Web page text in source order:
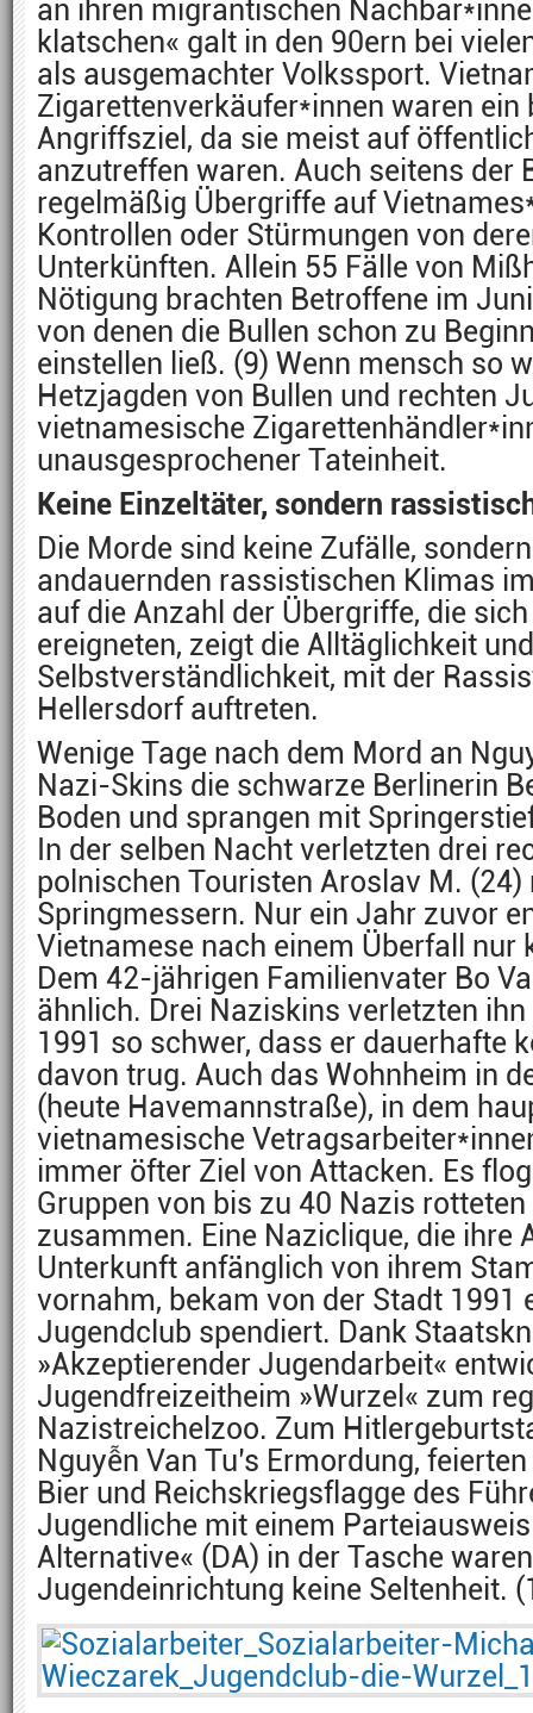
an ihren migrantischen
klatschen« galt in den 90ern bei
als ausgemachter Volkssport.
Zigarettenverkäufer*innen waren ein
Angriffsziel, da sie meist auf
anzutreffen waren. Auch seitens der
regelmäßig Übergriffe auf
Kontrollen oder Stürmungen von
Unterkünften. Allein 55 Fälle von
Nötigung brachten Betroffene im
von denen die Bullen schon zu
einstellen ließ. (9) Wenn mensch so
Hetzjagden von Bullen und rechten
vietnamesische
unausgesprochener Tateinheit.
Keine Einzeltäter, sondern
Die Morde sind keine Zufälle,
andauernden rassistischen Klimas
auf die Anzahl der Übergriffe, die
ereigneten, zeigt die Alltäglichkeit und
Selbstverständlichkeit, mit der
Hellersdorf auftreten.
Wenige Tage nach dem Mord an
Nazi-Skins die schwarze Berlinerin
Boden und sprangen mit
In der selben Nacht verletzten drei
polnischen Touristen Aroslav M.
Springmessern. Nur ein Jahr zuvor
Vietnamese nach einem Überfall nur
Dem 42-jährigen Familienvater Bo
ähnlich. Drei Naziskins verletzten
1991 so schwer, dass er dauerhafte
davon trug. Auch das Wohnheim in
(heute Havemannstraße), in dem
vietnamesische
immer öfter Ziel von Attacken. Es
Gruppen von bis zu 40 Nazis
zusammen. Eine Naziclique, die ihre
Unterkunft anfänglich von ihrem
vornahm, bekam von der Stadt 1991
Jugendclub spendiert. Dank
»Akzeptierender Jugendarbeit«
Jugendfreizeitheim »Wurzel« zum
Nazistreichelzoo. Zum
Nguyễn Van Tu’s Ermordung,
Bier und Reichskriegsflagge des
Jugendliche mit einem
Alternative« (DA) in der Tasche
Jugendeinrichtung keine Seltenheit.